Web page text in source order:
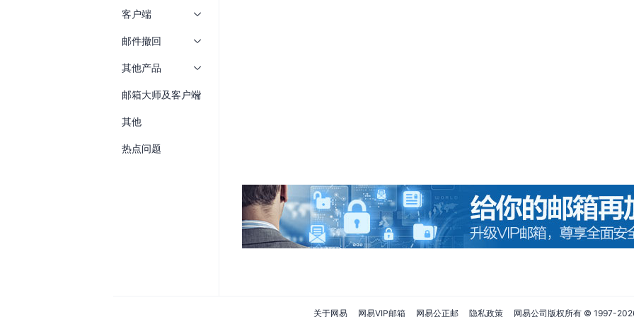
客户端
邮件撤回
其他产品
邮箱大师及客户端
其他
热点问题
关于网易 网易VIP邮箱 网易公正邮 隐私政策 网易公司版权所有 © 1997-